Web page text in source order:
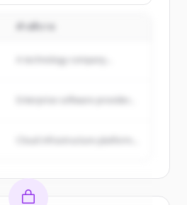
companies accelerate innovation
คำอธิบาย
A technology company...